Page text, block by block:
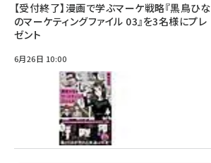
【受付終了】漫画で学ぶマーケ戦略『黒鳥ひな
のマーケティングファイル 03』を3名様にプレ
ゼント
6月26日 10:00